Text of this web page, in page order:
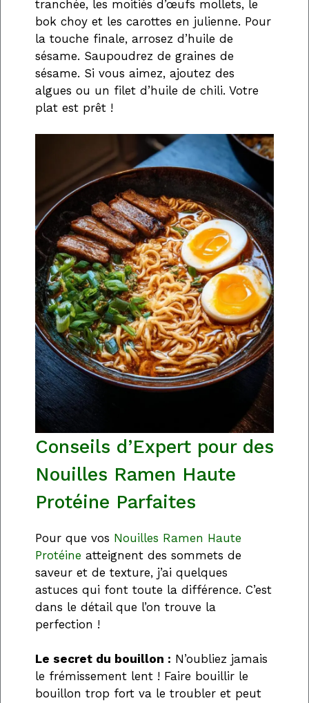
tranchée, les moitiés d’œufs mollets, le
bok choy et les carottes en julienne. Pour
la touche finale, arrosez d’huile de
sésame. Saupoudrez de graines de
sésame. Si vous aimez, ajoutez des
algues ou un filet d’huile de chili. Votre
plat est prêt !
Conseils d’Expert pour des
Nouilles Ramen Haute
Protéine Parfaites
Pour que vos Nouilles Ramen Haute
Protéine atteignent des sommets de
saveur et de texture, j’ai quelques
astuces qui font toute la différence. C’est
dans le détail que l’on trouve la
perfection !
Le secret du bouillon : N’oubliez jamais
le frémissement lent ! Faire bouillir le
bouillon trop fort va le troubler et peut